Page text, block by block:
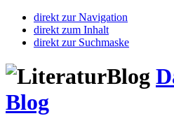
direkt zur Navigation
direkt zum Inhalt
direkt zur Suchmaske
Blog